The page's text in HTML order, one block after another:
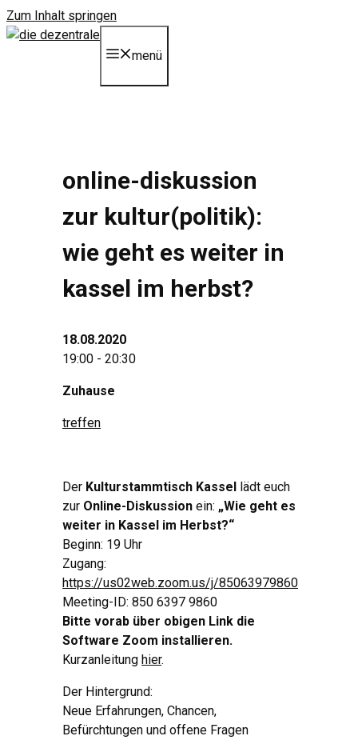
Zum Inhalt springen
menü
online-diskussion
zur kultur(politik):
wie geht es weiter in
kassel im herbst?
18.08.2020
19:00 - 20:30
Zuhause
treffen
Der Kulturstammtisch Kassel lädt euch
zur Online-Diskussion ein: „Wie geht es
weiter in Kassel im Herbst?“
Beginn: 19 Uhr
Zugang:
https://us02web.zoom.us/j/85063979860
Meeting-ID: 850 6397 9860
Bitte vorab über obigen Link die
Software Zoom installieren.
Kurzanleitung hier.
Der Hintergrund:
Neue Erfahrungen, Chancen,
Befürchtungen und offene Fragen